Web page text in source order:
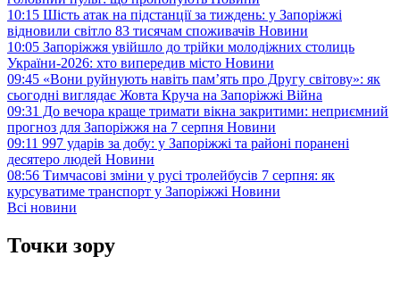
10:15 Шість атак на підстанції за тиждень: у Запоріжжі
відновили світло 83 тисячам споживачів Новини
10:05 Запоріжжя увійшло до трійки молодіжних столиць
України-2026: хто випередив місто Новини
09:45 «Вони руйнують навіть пам’ять про Другу світову»: як
сьогодні виглядає Жовта Круча на Запоріжжі Війна
09:31 До вечора краще тримати вікна закритими: неприємний
прогноз для Запоріжжя на 7 серпня Новини
09:11 997 ударів за добу: у Запоріжжі та районі поранені
десятеро людей Новини
08:56 Тимчасові зміни у русі тролейбусів 7 серпня: як
курсуватиме транспорт у Запоріжжі Новини
Всі новини
Точки зору